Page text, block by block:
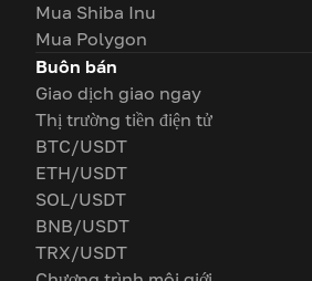
Mua Shiba Inu
Mua Polygon
Buôn bán
Giao dịch giao ngay
Thị trường tiền điện tử
BTC/USDT
ETH/USDT
SOL/USDT
BNB/USDT
TRX/USDT